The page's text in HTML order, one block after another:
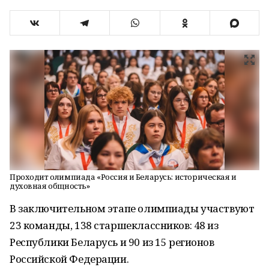
Проходит олимпиада «Россия и Беларусь: историческая и
духовная общность»
В заключительном этапе олимпиады участвуют
23 команды, 138 старшеклассников: 48 из
Республики Беларусь и 90 из 15 регионов
Российской Федерации.